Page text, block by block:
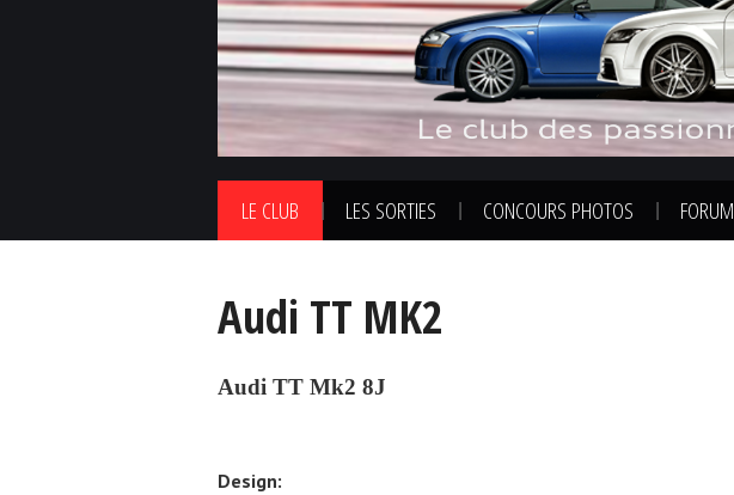
LE CLUB LES SORTIES CONCOURS PHOTOS FORUM
Audi TT MK2
Audi TT Mk2 8J
Design: